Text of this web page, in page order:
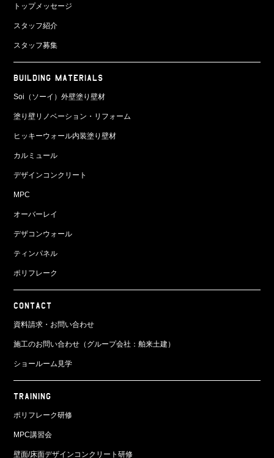
トップメッセージ
スタッフ紹介
スタッフ募集
BUILDING MATERIALS
Soi（ソーイ）外壁塗り壁材
塗り壁リノベーション・リフォーム
ヒッキーウォール内装塗り壁材
カルミュール
デザインコンクリート
MPC
オーバーレイ
デザコンウォール
ティンパネル
ポリフレーク
CONTACT
資料請求・お問い合わせ
施工のお問い合わせ（グループ会社：舶来土建）
ショールーム見学
TRAINING
ポリフレーク研修
MPC講習会
壁面/床面デザインコンクリート研修